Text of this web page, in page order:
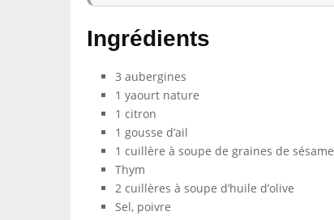
Ingrédients
3 aubergines
1 yaourt nature
1 citron
1 gousse d’ail
1 cuillère à soupe de graines de sésame
Thym
2 cuillères à soupe d’huile d’olive
Sel, poivre